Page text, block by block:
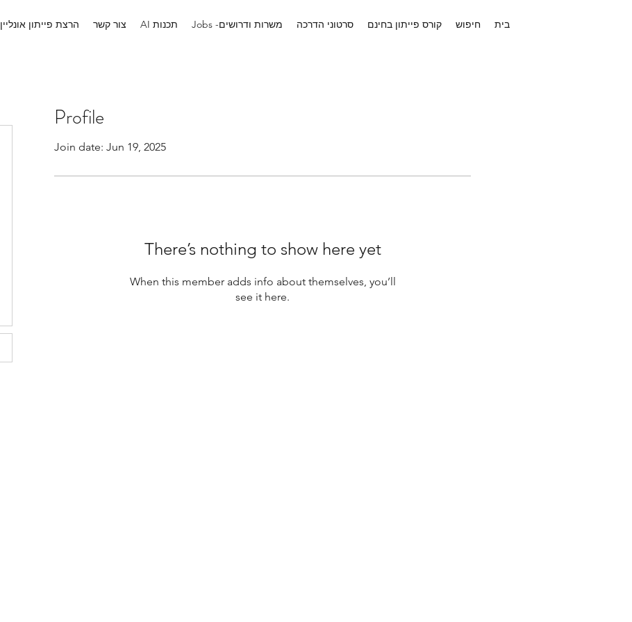
הרצת פייתון אונליין צור קשר AI תכנות Jobs -משרות ודרושים סרטוני הדרכה קורס פייתון בחינם חיפוש בית
Profile
Join date: Jun 19, 2025
There’s nothing to show here yet
When this member adds info about themselves, you’ll
see it here.